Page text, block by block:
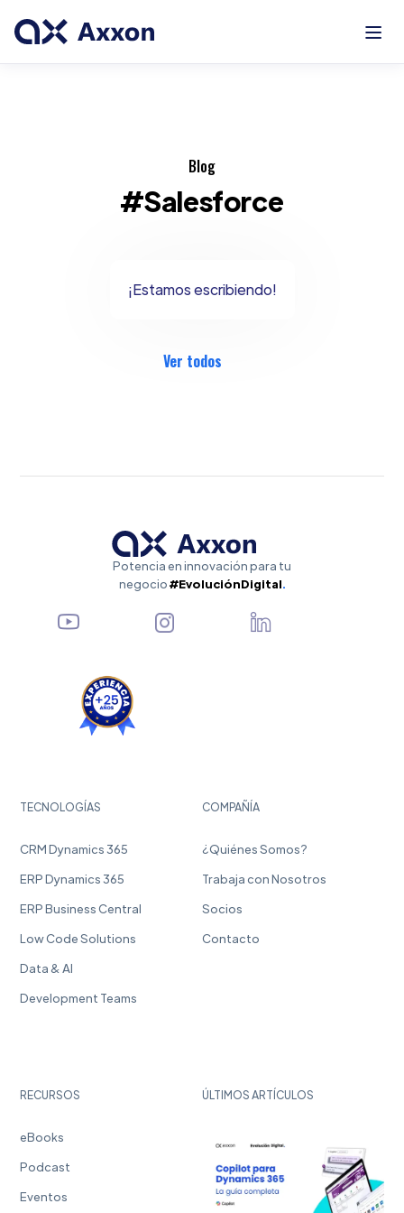
Blog
#Salesforce
¡Estamos escribiendo!
Ver todos
Potencia en innovación para tu
negocio#EvoluciónDigital.
TECNOLOGÍAS
CRM Dynamics 365
ERP Dynamics 365
ERP Business Central
Low Code Solutions
Data & AI
Development Teams
COMPAÑÍA
¿Quiénes Somos?
Trabaja con Nosotros
Socios
Contacto
RECURSOS
eBooks
Podcast
Eventos
ÚLTIMOS ARTÍCULOS